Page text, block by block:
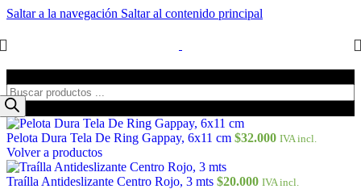
Saltar a la navegación Saltar al contenido principal
Pelota Dura Tela De Ring Gappay, 6x11 cm $32.000 IVA incl.
Volver a productos
Traílla Antideslizante Centro Rojo, 3 mts $20.000 IVA incl.